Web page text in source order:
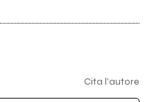
Cita l'autore